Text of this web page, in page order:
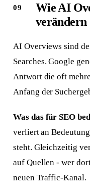
Wie AI
verändern
AI Overviews sind
Searches. Google
Antwort die oft
Anfang der
Was das für SEO
verliert an
steht. Gleichzeitig
auf Quellen - wer
neuen Traffic-Kanal.